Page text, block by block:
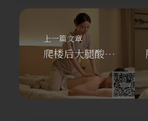
上一篇文章
爬楼后大腿酸痛像针扎？舒养到家按摩上门推拿30分钟赶走乳酸！